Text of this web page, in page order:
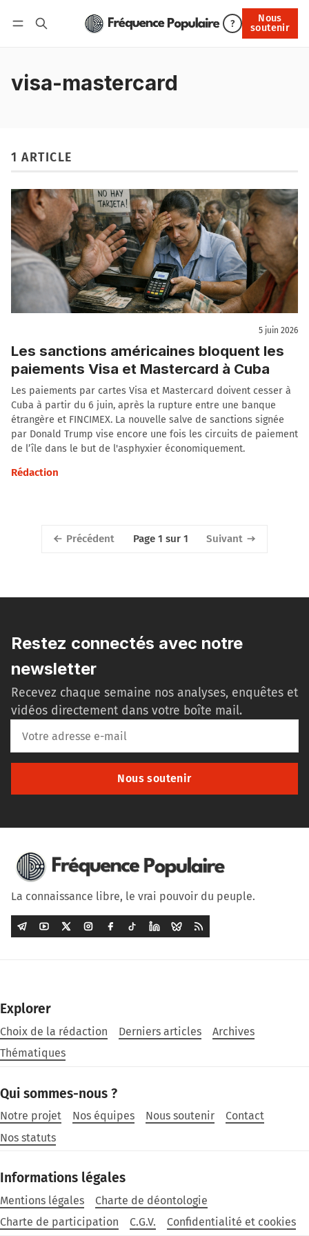
?
Nous
soutenir
Nous soutenir
visa-mastercard
1 ARTICLE
5 juin 2026
Les sanctions américaines bloquent les
paiements Visa et Mastercard à Cuba
Les paiements par cartes Visa et Mastercard doivent cesser à
Cuba à partir du 6 juin, après la rupture entre une banque
étrangère et FINCIMEX. La nouvelle salve de sanctions signée
par Donald Trump vise encore une fois les circuits de paiement
de l’île dans le but de l'asphyxier économiquement.
Rédaction
Précédent Page 1 sur 1 Suivant
Restez connectés avec notre
newsletter
Recevez chaque semaine nos analyses, enquêtes et
vidéos directement dans votre boîte mail.
Nous soutenir
La connaissance libre, le vrai pouvoir du peuple.
Explorer
Choix de la rédaction Derniers articles
Archives
Thématiques
Qui sommes-nous ?
Notre projet Nos équipes Nous soutenir
Contact
Nos statuts
Informations légales
Mentions légales
Charte de déontologie
Charte de participation
C.G.V. Confidentialité et cookies